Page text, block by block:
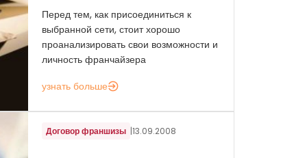
Перед тем, как присоединиться к
выбранной сети, стоит хорошо
проанализировать свои возможности и
личность франчайзера
узнать больше
Договор франшизы |13.09.2008